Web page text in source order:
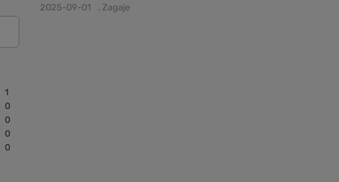
1
0
0
0
0
2025-09-01 , Zagaje